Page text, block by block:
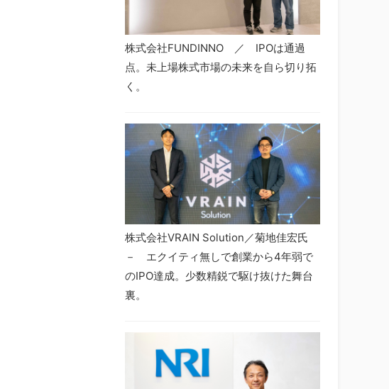
株式会社FUNDINNO ／ IPOは通過
点。未上場株式市場の未来を自ら切り拓
く。
株式会社VRAIN Solution／菊地佳宏氏
－ エクイティ無しで創業から4年弱で
のIPO達成。少数精鋭で駆け抜けた舞台
裏。